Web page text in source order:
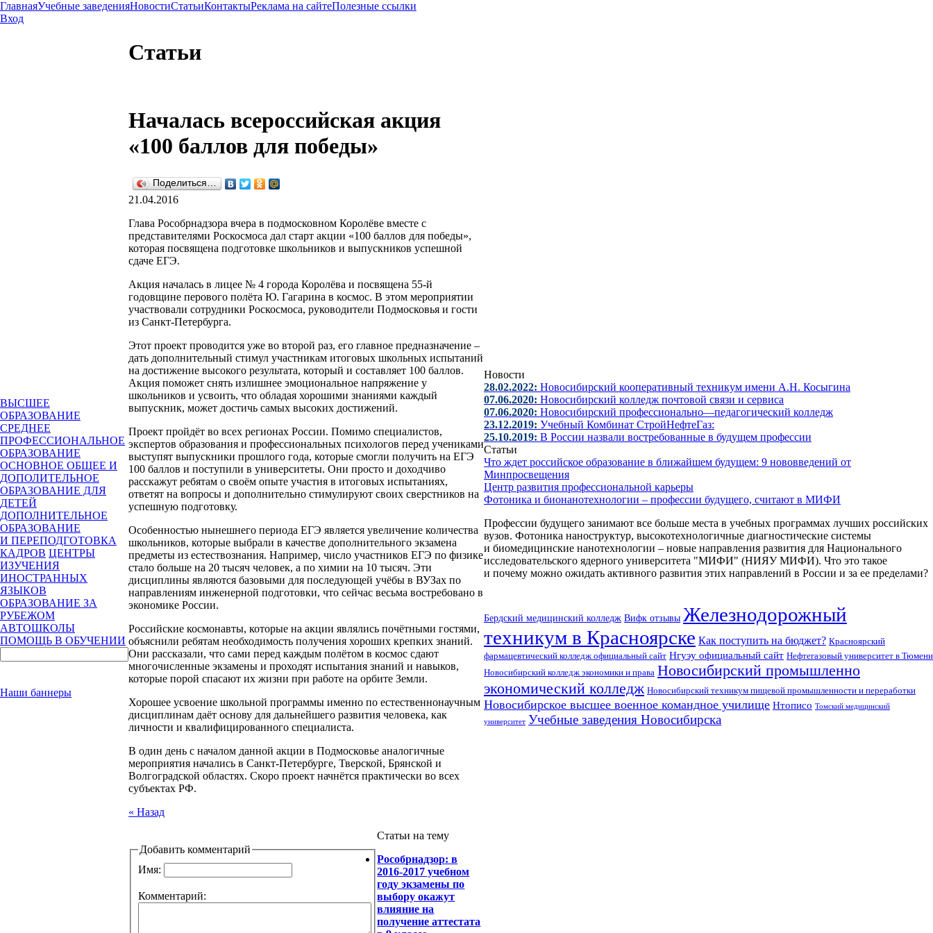
ГлавнаяУчебные заведенияНовостиСтатьиКонтактыРеклама на сайтеПолезные ссылки
Вход
ВЫСШЕЕ
ОБРАЗОВАНИЕ
СРЕДНЕЕ
ПРОФЕССИОНАЛЬНОЕ
ОБРАЗОВАНИЕ
ОСНОВНОЕ ОБЩЕЕ И
ДОПОЛИТЕЛЬНОЕ
ОБРАЗОВАНИЕ ДЛЯ
ДЕТЕЙ
ДОПОЛНИТЕЛЬНОЕ
ОБРАЗОВАНИЕ
И ПЕРЕПОДГОТОВКА
КАДРОВ ЦЕНТРЫ
ИЗУЧЕНИЯ
ИНОСТРАННЫХ
ЯЗЫКОВ
ОБРАЗОВАНИЕ ЗА
РУБЕЖОМ
АВТОШКОЛЫ
ПОМОЩЬ В ОБУЧЕНИИ
Наши баннеры
Статьи
Началась всероссийская акция
«100 баллов для победы»
Поделиться…
21.04.2016
Глава Рособрнадзора вчера в подмосковном Королёве вместе с
представителями Роскосмоса дал старт акции «100 баллов для победы»,
которая посвящена подготовке школьников и выпускников успешной
сдаче ЕГЭ.
Акция началась в лицее № 4 города Королёва и посвящена 55-й
годовщине перового полёта Ю. Гагарина в космос. В этом мероприятии
участвовали сотрудники Роскосмоса, руководители Подмосковья и гости
из Санкт-Петербурга.
Этот проект проводится уже во второй раз, его главное предназначение –
дать дополнительный стимул участникам итоговых школьных испытаний
на достижение высокого результата, который и составляет 100 баллов.
Акция поможет снять излишнее эмоциональное напряжение у
школьников и усвоить, что обладая хорошими знаниями каждый
выпускник, может достичь самых высоких достижений.
Проект пройдёт во всех регионах России. Помимо специалистов,
экспертов образования и профессиональных психологов перед учениками
выступят выпускники прошлого года, которые смогли получить на ЕГЭ
100 баллов и поступили в университеты. Они просто и доходчиво
расскажут ребятам о своём опыте участия в итоговых испытаниях,
ответят на вопросы и дополнительно стимулируют своих сверстников на
успешную подготовку.
Особенностью нынешнего периода ЕГЭ является увеличение количества
школьников, которые выбрали в качестве дополнительного экзамена
предметы из естествознания. Например, число участников ЕГЭ по физике
стало больше на 20 тысяч человек, а по химии на 10 тысяч. Эти
дисциплины являются базовыми для последующей учёбы в ВУЗах по
направлениям инженерной подготовки, что сейчас весьма востребовано в
экономике России.
Российские космонавты, которые на акции являлись почётными гостями,
объяснили ребятам необходимость получения хороших крепких знаний.
Они рассказали, что сами перед каждым полётом в космос сдают
многочисленные экзамены и проходят испытания знаний и навыков,
которые порой спасают их жизни при работе на орбите Земли.
Хорошее усвоение школьной программы именно по естественнонаучным
дисциплинам даёт основу для дальнейшего развития человека, как
личности и квалифицированного специалиста.
В один день с началом данной акции в Подмосковье аналогичные
мероприятия начались в Санкт-Петербурге, Тверской, Брянской и
Волгоградской областях. Скоро проект начнётся практически во всех
субъектах РФ.
« Назад
Добавить комментарий
Имя:
Комментарий:
Статьи на тему
Рособрнадзор: в
2016-2017 учебном
году экзамены по
выбору окажут
влияние на
получение аттестата
Новости
28.02.2022: Новосибирский кооперативный техникум имени А.Н. Косыгина
07.06.2020: Новосибирский колледж почтовой связи и сервиса
07.06.2020: Новосибирский профессионально—педагогический колледж
23.12.2019: Учебный Комбинат СтройНефтеГаз:
25.10.2019: В России назвали востребованные в будущем профессии
Статьи
Что ждет российское образование в ближайшем будущем: 9 нововведений от
Минпросвещения
Центр развития профессиональной карьеры
Фотоника и бионанотехнологии – профессии будущего, считают в МИФИ
Профессии будущего занимают все больше места в учебных программах лучших российских
вузов. Фотоника наноструктур, высокотехнологичные диагностические системы
и биомедицинские нанотехнологии – новые направления развития для Национального
исследовательского ядерного университета "МИФИ" (НИЯУ МИФИ). Что это такое
и почему можно ожидать активного развития этих направлений в России и за ее пределами?
Бердский медицинский колледж Вифк отзывы Железнодорожный
техникум в Красноярске Как поступить на бюджет? Красноярский
фармацевтический колледж официальный сайт Нгуэу официальный сайт Нефтегазовый университет в Тюмени
Новосибирский колледж экономики и права Новосибирский промышленно
экономический колледж Новосибирский техникум пищевой промышленности и переработки
Новосибирское высшее военное командное училище Нтописо Томский медицинский
университет Учебные заведения Новосибирска